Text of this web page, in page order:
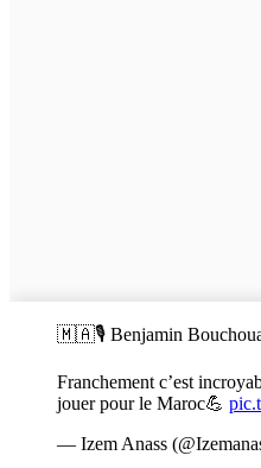
🇲🇦🎙️ Benjamin
Franchement c’est
jouer pour le Maroc💪
— Izem Anass